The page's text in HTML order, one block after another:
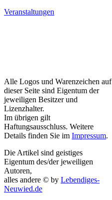
Veranstaltungen
Alle Logos und Warenzeichen auf
dieser Seite sind Eigentum der
jeweiligen Besitzer und
Lizenzhalter.
Im übrigen gilt
Haftungsausschluss. Weitere
Details finden Sie im Impressum.
Die Artikel sind geistiges
Eigentum des/der jeweiligen
Autoren,
alles andere © by Lebendiges-
Neuwied.de